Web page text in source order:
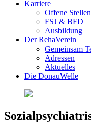
Karriere
Offene Stellen
FSJ & BFD
Ausbildung
Der RehaVerein
Gemeinsam
Adressen
Aktuelles
Die DonauWelle